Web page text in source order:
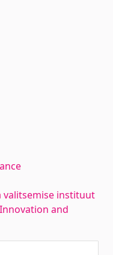
valitsemise instituut
and